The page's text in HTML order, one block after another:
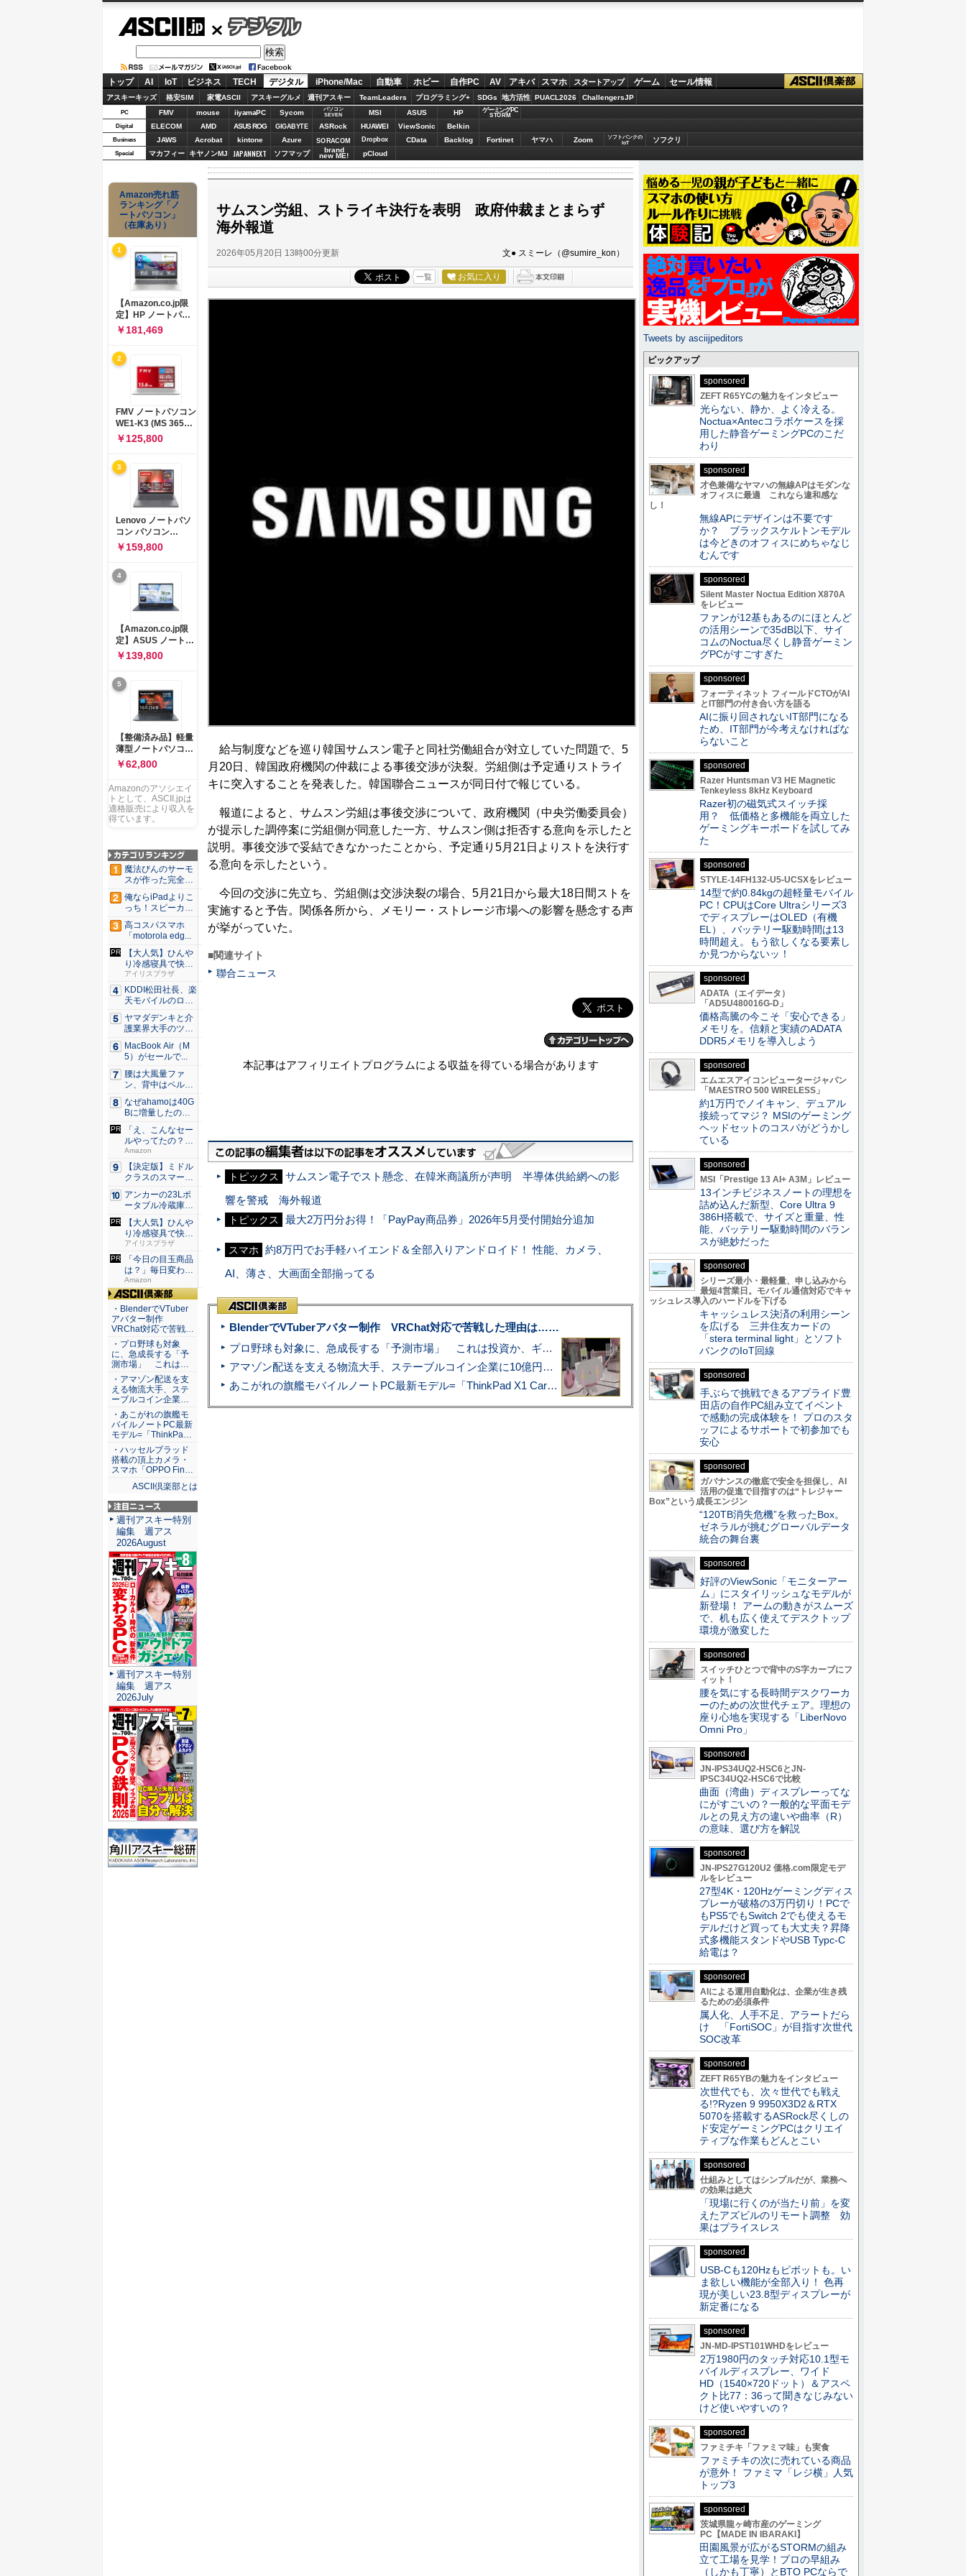
デジタル
トップ AI IoT ビジネス TECH デジタル iPhone/Mac 自動車 ホビー 自作PC AV アキバ スマホ スタートアップ ゲーム セール情報
アスキーキッズ 格安SIM 家電ASCII アスキーグルメ 週刊アスキー TeamLeaders プログラミング+ SDGs 地方活性 PUACL2026 ChallengersJP
PC FMV mouse iiyamaPC Sycom
パソコン
SEVEN
MSI ASUS HP ゲーミングPC
STORM
Digital ELECOM AMD ASUS ROG GIGABYTE ASRock HUAWEI ViewSonic Belkin
Business JAWS Acrobat kintone Azure SORACOM Dropbox CData Backlog Fortinet ヤマハ Zoom
ソフトバンクの
IoT
ソフクリ
Special マカフィー キヤノンMJ JAPANNEXT ソフマップ brand
new ME! pCloud
サムスン労組、ストライキ決行を表明 政府仲裁まとまらず
海外報道
2026年05月20日 13時00分更新 文● スミーレ（@sumire_kon）
一覧 お気に入り
給与制度などを巡り韓国サムスン電子と同社労働組合が対立していた問題で、5
月20日、韓国政府機関の仲裁による事後交渉が決裂。労組側は予定通りストライ
キに突入することを発表した。韓国聯合ニュースが同日付で報じている。
報道によると、サムスン労組は事後交渉について、政府機関（中央労働委員会）
が提示した調停案に労組側が同意した一方、サムスン側は拒否する意向を示したと
説明。事後交渉で妥結できなかったことから、予定通り5月21日よりストを決行す
る意向を示したという。
今回の交渉に先立ち、労組側は交渉決裂の場合、5月21日から最大18日間ストを
実施すると予告。関係各所から、メモリー・ストレージ市場への影響を懸念する声
が挙がっていた。
■関連サイト
聯合ニュース
本記事はアフィリエイトプログラムによる収益を得ている場合があります
トピックス
サムスン電子でスト懸念、在韓米商議所が声明 半導体供給網への影
響を警戒 海外報道
トピックス 最大2万円分お得！「PayPay商品券」2026年5月受付開始分追加
スマホ
約8万円でお手軽ハイエンド＆全部入りアンドロイド！ 性能、カメラ、
AI、薄さ、大画面全部揃ってる
BlenderでVTuberアバター制作 VRChat対応で苦戦した理由は……
プロ野球も対象に、急成長する「予測市場」 これは投資か、ギャンブルか
アマゾン配送を支える物流大手、ステーブルコイン企業に10億円投資のワケ
あこがれの旗艦モバイルノートPC最新モデル=「ThinkPad X1 Carbon Gen 14 Aura Edition」実機レビュー
Amazon売れ筋
ランキング「ノ
ートパソコン」
（在庫あり）
1
【Amazon.co.jp限
定】HP ノートパソ
コン 15-fd 15.6イン
チ インテル Core 5
120U メモリ16GB
SSD512GB
Windows 11
Microsoft Office
2024搭載 WPS
Office搭載 カメラシ
ャッター 指紋認証 薄
型 Copilotキー搭載
ナチュラルシルバー
￥181,469
2
FMV ノートパソコン
WE1-K3 (MS 365
Personal/Copilotキ
ー搭載/Win 11/15.6
型/Core
i5/16GB/SSD
512GB/ホワイト)
FMVWK3E15W_AZ
￥125,800
3
Lenovo ノートパソ
コン パソコン
IdeaPad Slim 3 14.0
インチ AMD
Ryzen™ 5 8640HS
メモリ16GB
SSD512GB
Microsoft 365 試用
版 Windows11 バッ
テリー駆動12.6時間
重量1.39kg ルナグレ
ー 83K9003JJP ノー
トPC
￥159,800
4
【Amazon.co.jp限
定】ASUS ノートパ
ソコン Vivobook 15
M1502NAQ 15.6イ
ンチ AMD Ryzen 7
170 メモリ16GB
SSD 512GB
Microsoft 365
Personal (24か月版)
搭載 Windows 11 重
量1.7kg Wi-Fi 6E ク
ワイエットブルー
M1502NAQ-
￥139,800
5
【整備済み品】軽量
薄型ノートパソコン
dynabook G83 ■
13.3型
FHD(1920x1080) -
高性能第11世代Core
i5-1135G7 - メモリ
16GB - SSD 256GB
USB Type-C - MS
Office 2021 - Win11
搭載
￥62,800
Amazonのアソシエイ
トとして、ASCII.jpは
適格販売により収入を
得ています。
魔法びんのサーモ
スが作った完全遮
光100...
俺ならiPadよりこ
っち！スピーカー
9個...
高コスパスマホ
「motorola edg...
【大人気】ひんや
り冷感寝具で快適
な睡眠を...
アイリスプラザ
KDDI松田社長、楽
天モバイルのロー
ミン...
ヤマダデンキと介
護業界大手のツク
イが協業...
MacBook Air（M
5）がセールで...
腰は大風量ファ
ン、背中はペルチ
ェ冷却。ダ...
なぜahamoは40G
Bに増量したの
か ...
「え、こんなセー
ルやってたの？」
80％O...
Amazon
【決定版】ミドル
クラスのスマート
フォンの...
アンカーの23Lポ
ータブル冷蔵庫が
Ama...
【大人気】ひんや
り冷感寝具で快適
な睡眠を...
アイリスプラザ
「今日の目玉商品
は？」毎日変わる
Amaz...
Amazon
ASCII倶楽部
・BlenderでVTuber
アバター制作
VRChat対応で苦戦…
・プロ野球も対象
に、急成長する「予
測市場」 これは…
・アマゾン配送を支
える物流大手、ステ
ーブルコイン企業…
・あこがれの旗艦モ
バイルノートPC最新
モデル=「ThinkPa…
・ハッセルブラッド
搭載の頂上カメラ・
スマホ「OPPO Fin…
ASCII倶楽部とは
注目ニュース
週刊アスキー特別
編集 週アス
2026August
週刊アスキー特別
編集 週アス
2026July
Tweets by asciijpeditors
ピックアップ
sponsored
ZEFT R65YCの魅力をインタビュー
光らない、静か、よく冷える。
Noctua×Antecコラボケースを採
用した静音ゲーミングPCのこだ
わり
sponsored
才色兼備なヤマハの無線APはモダンな
オフィスに最適 これなら違和感な
し！
無線APにデザインは不要です
か？ ブラックスケルトンモデル
は今どきのオフィスにめちゃなじ
むんです
sponsored
Silent Master Noctua Edition X870A
をレビュー
ファンが12基もあるのにほとんど
の活用シーンで35dB以下、サイ
コムのNoctua尽くし静音ゲーミン
グPCがすごすぎた
sponsored
フォーティネット フィールドCTOがAI
とIT部門の付き合い方を語る
AIに振り回されないIT部門になる
ため、IT部門が今考えなければな
らないこと
sponsored
Razer Huntsman V3 HE Magnetic
Tenkeyless 8kHz Keyboard
Razer初の磁気式スイッチ採
用？ 低価格と多機能を両立した
ゲーミングキーボードを試してみ
た
sponsored
STYLE-14FH132-U5-UCSXをレビュー
14型で約0.84kgの超軽量モバイル
PC！CPUはCore Ultraシリーズ3
でディスプレーはOLED（有機
EL）、バッテリー駆動時間は13
時間超え。もう欲しくなる要素し
か見つからないッ！
sponsored
ADATA（エイデータ）
「AD5U480016G-D」
価格高騰の今こそ「安心できる」
メモリを。信頼と実績のADATA
DDR5メモリを導入しよう
sponsored
エムエスアイコンピュータージャパン
「MAESTRO 500 WIRELESS」
約1万円でノイキャン、デュアル
接続ってマジ？ MSIのゲーミング
ヘッドセットのコスパがどうかし
ている
sponsored
MSI「Prestige 13 AI+ A3M」レビュー
13インチビジネスノートの理想を
詰め込んだ新型、Core Ultra 9
386H搭載で、サイズと重量、性
能、バッテリー駆動時間のバラン
スが絶妙だった
sponsored
シリーズ最小・最軽量、申し込みから
最短4営業日。モバイル通信対応でキャ
ッシュレス導入のハードルを下げる
キャッシュレス決済の利用シーン
を広げる 三井住友カードの
「stera terminal light」とソフト
バンクのIoT回線
sponsored
手ぶらで挑戦できるアプライド豊
田店の自作PC組み立てイベント
で感動の完成体験を！ プロのスタ
ッフによるサポートで初参加でも
安心
sponsored
ガバナンスの徹底で安全を担保し、AI
活用の促進で目指すのは“トレジャー
Box”という成長エンジン
“120TB消失危機”を救ったBox。
ゼネラルが挑むグローバルデータ
統合の舞台裏
sponsored
好評のViewSonic「モニターアー
ム」にスタイリッシュなモデルが
新登場！ アームの動きがスムーズ
で、机も広く使えてデスクトップ
環境が激変した
sponsored
スイッチひとつで背中のS字カーブにフ
ィット！
腰を気にする長時間デスクワーカ
ーのための次世代チェア。理想の
座り心地を実現する「LiberNovo
Omni Pro」
sponsored
JN-IPS34UQ2-HSC6とJN-
IPSC34UQ2-HSC6で比較
曲面（湾曲）ディスプレーってな
にがすごいの？一般的な平面モデ
ルとの見え方の違いや曲率（R）
の意味、選び方を解説
sponsored
JN-IPS27G120U2 価格.com限定モデ
ルをレビュー
27型4K・120Hzゲーミングディス
プレーが破格の3万円切り！PCで
もPS5でもSwitch 2でも使えるモ
デルだけど買っても大丈夫？昇降
式多機能スタンドやUSB Typc-C
給電は？
sponsored
AIによる運用自動化は、企業が生き残
るための必須条件
属人化、人手不足、アラートだら
け 「FortiSOC」が目指す次世代
SOC改革
sponsored
ZEFT R65YBの魅力をインタビュー
次世代でも、次々世代でも戦え
る!?Ryzen 9 9950X3D2＆RTX
5070を搭載するASRock尽くしの
ド安定ゲーミングPCはクリエイ
ティブな作業もどんとこい
sponsored
仕組みとしてはシンプルだが、業務へ
の効果は絶大
「現場に行くのが当たり前」を変
えたアズビルのリモート調整 効
果はプライスレス
sponsored
USB-Cも120Hzもピボットも。い
ま欲しい機能が全部入り！ 色再
現が美しい23.8型ディスプレーが
新定番になる
sponsored
JN-MD-IPST101WHDをレビュー
2万1980円のタッチ対応10.1型モ
バイルディスプレー、ワイド
HD（1540×720ドット）＆アスペ
クト比77：36って聞きなじみない
けど使いやすいの？
sponsored
ファミチキ「ファミマ味」も実食
ファミチキの次に売れている商品
が意外！ ファミマ「レジ横」人気
トップ3
sponsored
茨城県龍ヶ崎市産のゲーミング
PC【MADE IN IBARAKI】
田園風景が広がるSTORMの組み
立て工場を見学！プロの早組み
（しかも丁寧）とBTO PCならで